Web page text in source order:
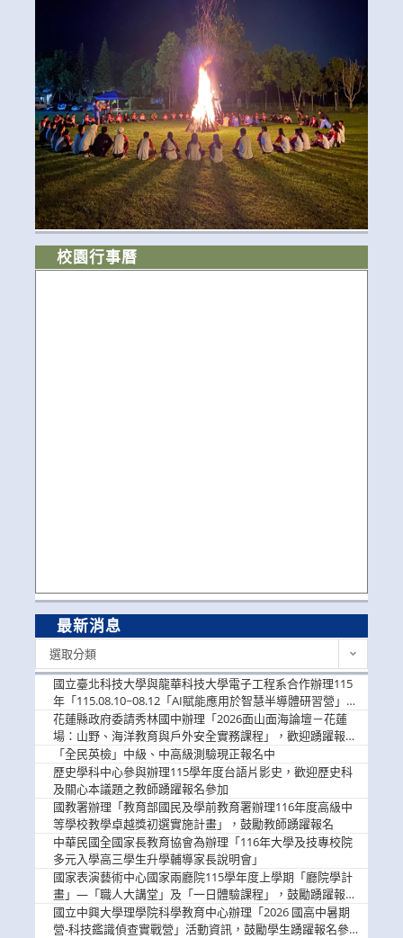
校園行事曆
最新消息
選取分類
國立臺北科技大學與龍華科技大學電子工程系合作辦理115
年「115.08.10~08.12「AI賦能應用於智慧半導體研習營」，
歡迎學生踴躍報名參加
花蓮縣政府委請秀林國中辦理「2026面山面海論壇－花蓮
場：山野、海洋教育與戶外安全實務課程」，歡迎踴躍報名
參加
「全民英檢」中級、中高級測驗現正報名中
歷史學科中心參與辦理115學年度台語片影史，歡迎歷史科
及關心本議題之教師踴躍報名參加
國教署辦理「教育部國民及學前教育署辦理116年度高級中
等學校教學卓越獎初選實施計畫」，鼓勵教師踴躍報名
中華民國全國家長教育協會為辦理「116年大學及技專校院
多元入學高三學生升學輔導家長說明會」
國家表演藝術中心國家兩廳院115學年度上學期「廳院學計
畫」—「職人大講堂」及「一日體驗課程」，鼓勵踴躍報名
參與。
國立中興大學理學院科學教育中心辦理「2026 國高中暑期
營-科技鑑識偵查實戰營」活動資訊，鼓勵學生踴躍報名參